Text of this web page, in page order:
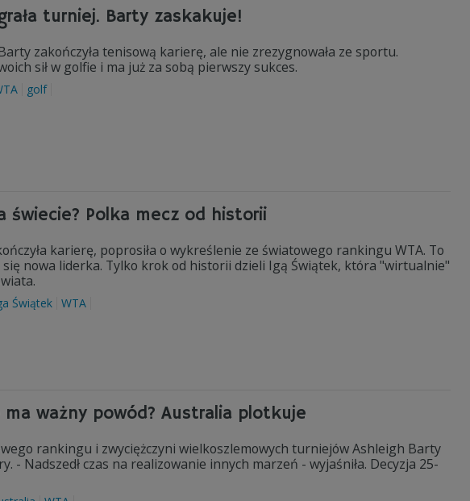
turniej. Barty zaskakuje!
zakończyła tenisową karierę, ale nie zrezygnowała ze sportu.
sił w golfie i ma już za sobą pierwszy sukces.
golf
świecie? Polka mecz od historii
karierę, poprosiła o wykreślenie ze światowego rankingu WTA. To
się nowa liderka. Tylko krok od historii dzieli Igą Świątek, która "wirtualnie"
Świątek WTA
ważny powód? Australia plotkuje
rankingu i zwyciężczyni wielkoszlemowych turniejów Ashleigh Barty
- Nadszedł czas na realizowanie innych marzeń - wyjaśniła. Decyzja 25-